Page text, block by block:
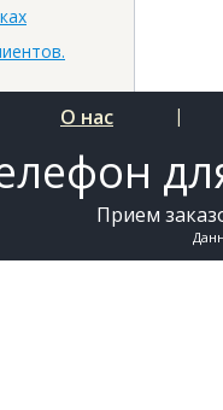
О нас |
Прием